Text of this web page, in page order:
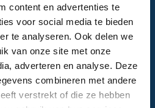
content en advertenties te
voor social media te bieden
te analyseren. Ook delen we
van onze site met onze
adverteren en analyse. Deze
combineren met andere
verstrekt of die ze hebben